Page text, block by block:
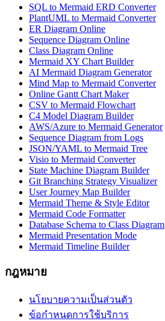
SQL to Mermaid ERD Converter
PlantUML to Mermaid Converter
ER Diagram Online
Sequence Diagram Online
Class Diagram Online
Mermaid XY Chart Builder
AI Mermaid Diagram Generator
Mind Map to Mermaid Converter
Online Gantt Chart Maker
CSV to Mermaid Flowchart
C4 Model Diagram Builder
AWS/Azure to Mermaid Generator
Sequence Diagram from Logs
JSON/YAML to Mermaid Tree
Visio to Mermaid Converter
State Machine Diagram Builder
Git Branching Strategy Visualizer
User Journey Map Builder
Mermaid Theme & Style Editor
Mermaid Code Formatter
Database Schema to Class Diagram
Mermaid Presentation Mode
Mermaid Timeline Builder
กฎหมาย
นโยบายความเป็นส่วนตัว
ข้อกำหนดการใช้บริการ